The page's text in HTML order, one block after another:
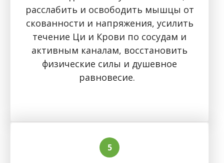
расслабить и освободить мышцы от
скованности и напряжения, усилить
течение Ци и Крови по сосудам и
активным каналам, восстановить
физические силы и душевное
равновесие.